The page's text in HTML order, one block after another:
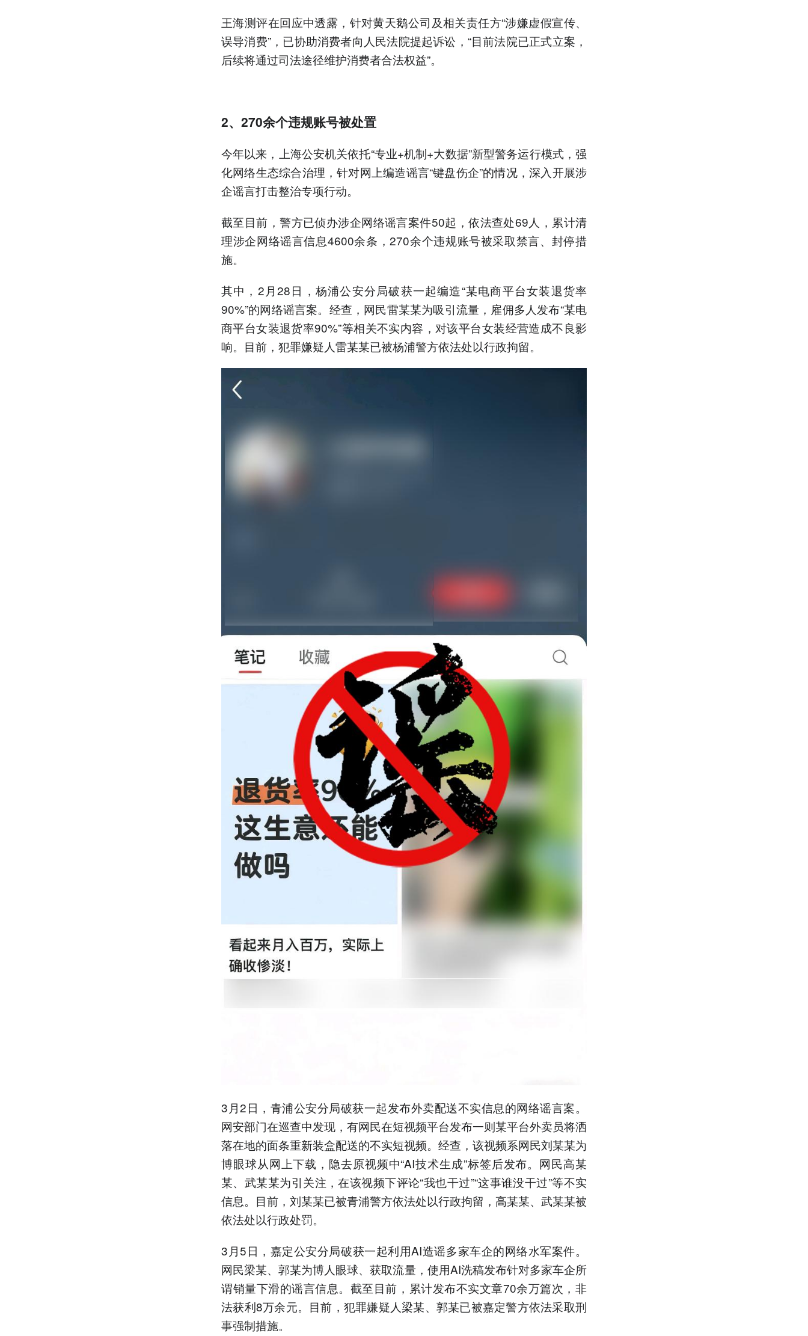
王海测评在回应中透露，针对黄天鹅公司及相关责任方“涉嫌虚假宣传、
误导消费”，已协助消费者向人民法院提起诉讼，“目前法院已正式立案，
后续将通过司法途径维护消费者合法权益”。
2、270余个违规账号被处置
今年以来，上海公安机关依托“专业+机制+大数据”新型警务运行模式，强
化网络生态综合治理，针对网上编造谣言“键盘伤企”的情况，深入开展涉
企谣言打击整治专项行动。
截至目前，警方已侦办涉企网络谣言案件50起，依法查处69人，累计清
理涉企网络谣言信息4600余条，270余个违规账号被采取禁言、封停措
施。
其中，2月28日，杨浦公安分局破获一起编造“某电商平台女装退货率
90%”的网络谣言案。经查，网民雷某某为吸引流量，雇佣多人发布“某电
商平台女装退货率90%”等相关不实内容，对该平台女装经营造成不良影
响。目前，犯罪嫌疑人雷某某已被杨浦警方依法处以行政拘留。
3月2日，青浦公安分局破获一起发布外卖配送不实信息的网络谣言案。
网安部门在巡查中发现，有网民在短视频平台发布一则某平台外卖员将洒
落在地的面条重新装盒配送的不实短视频。经查，该视频系网民刘某某为
博眼球从网上下载，隐去原视频中“AI技术生成”标签后发布。网民高某
某、武某某为引关注，在该视频下评论“我也干过”“这事谁没干过”等不实
信息。目前，刘某某已被青浦警方依法处以行政拘留，高某某、武某某被
依法处以行政处罚。
3月5日，嘉定公安分局破获一起利用AI造谣多家车企的网络水军案件。
网民梁某、郭某为博人眼球、获取流量，使用AI洗稿发布针对多家车企所
谓销量下滑的谣言信息。截至目前，累计发布不实文章70余万篇次，非
法获利8万余元。目前，犯罪嫌疑人梁某、郭某已被嘉定警方依法采取刑
事强制措施。